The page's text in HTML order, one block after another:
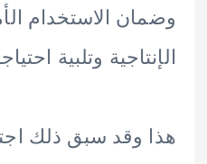
الاستخدام الأمثل
وتلبية احتياجات
وقد سبق ذلك اجتماع